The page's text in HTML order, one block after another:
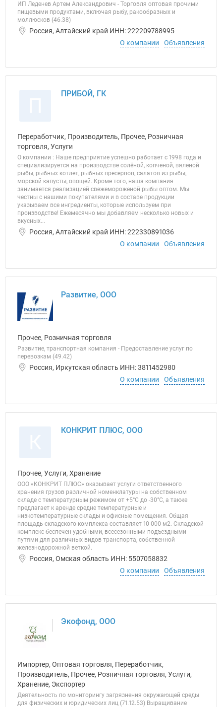
ИП Леденев Артем Александрович - Торговля оптовая прочими
пищевыми продуктами, включая рыбу, ракообразных и
моллюсков (46.38)
Россия, Алтайский край ИНН: 222209788995
О компании
Объявления
ПРИБОЙ, ГК
Переработчик, Производитель, Прочее, Розничная
торговля, Услуги
О компании : Наше предприятие успешно работает с 1998 года и
специализируется на производстве солёной, копченой, вяленой
рыбы, рыбных котлет, рыбных пресервов, салатов из рыбы,
морской капусты, овощей. Кроме того, наша компания
занимается реализацией свежемороженой рыбы оптом. Мы
честны с нашими покупателями и в составе продукции
указываем все ингредиенты, которые используем при
производстве! Ежемесячно мы добавляем несколько новых и
вкусных...
Россия, Алтайский край ИНН: 222330891036
О компании
Объявления
Развитие, ООО
Прочее, Розничная торговля
Развитие, транспортная компания - Предоставление услуг по
перевозкам (49.42)
Россия, Иркутская область ИНН: 3811452980
О компании
Объявления
КОНКРИТ ПЛЮС, ООО
Прочее, Услуги, Хранение
ООО «КОНКРИТ ПЛЮС» оказывает услуги ответственного
хранения грузов различной номенклатуры на собственном
складе с температурным режимом от +5°C до -30°C, а также
предлагает к аренде средне температурные и
низкотемпературные склады и офисные помещения. Общая
площадь складского комплекса составляет 10 000 м2. Складской
комплекс беспечен удобными, всесезонными подъездными
путями для различных видов транспорта, собственной
железнодорожной веткой.
Россия, Омская область ИНН: 5507058832
О компании
Объявления
Экофонд, ООО
Импортер, Оптовая торговля, Переработчик,
Производитель, Прочее, Розничная торговля, Услуги,
Хранение, Экспортер
Деятельность по мониторингу загрязнения окружающей среды
для физических и юридических лиц (71.12.53) Выращивание